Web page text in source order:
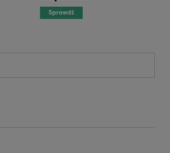
kosztów płatności